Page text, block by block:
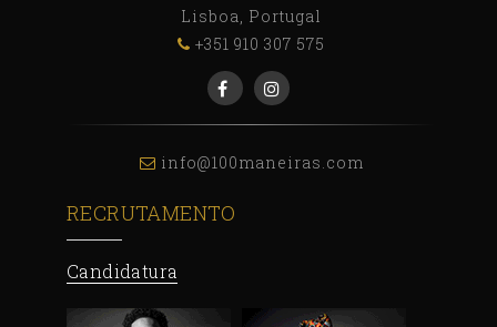
Lisboa, Portugal
+351 910 307 575
info@100maneiras.com
RECRUTAMENTO
Candidatura